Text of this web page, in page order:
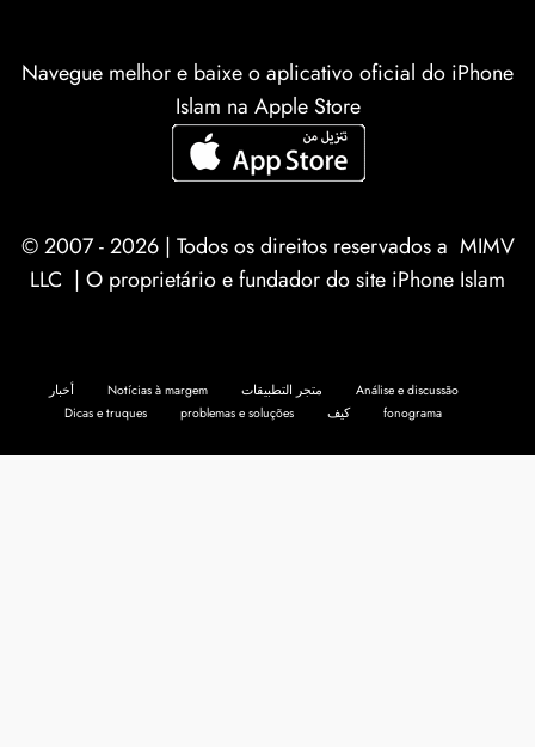
Navegue melhor e baixe o aplicativo oficial do iPhone
Islam na Apple Store
© 2007 - 2026 | Todos os direitos reservados a MIMV
LLC | O proprietário e fundador do site iPhone Islam
أخبار Notícias à margem متجر التطبيقات
Análise e discussão
Dicas e truques
problemas e soluções كيف fonograma